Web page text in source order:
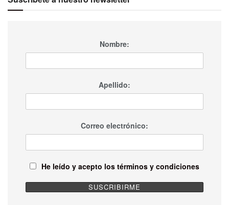
Nombre:
Apellido:
Correo electrónico:
He leído y acepto los términos y condiciones